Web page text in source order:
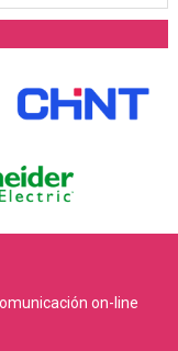
on-line